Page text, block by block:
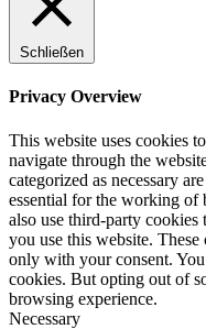
Schließen
Privacy Overview
This website uses cookies
navigate through the
categorized as necessary
essential for the working of
also use third-party cookies
you use this website.
only with your consent.
cookies. But opting out of
browsing experience.
Necessary